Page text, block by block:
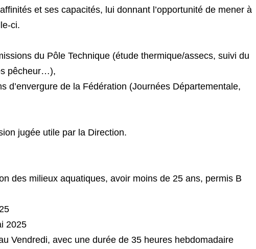
et ses capacités, lui donnant l’opportunité de mener à
ci.
du Pôle Technique (étude thermique/assecs, suivi du
pêcheur…),
d’envergure de la Fédération (Journées Départementale,
jugée utile par la Direction.
des milieux aquatiques, avoir moins de 25 ans, permis B
2025
Vendredi, avec une durée de 35 heures hebdomadaire